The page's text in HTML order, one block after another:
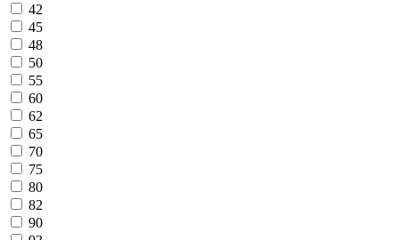
42
45
48
50
55
60
62
65
70
75
80
82
90